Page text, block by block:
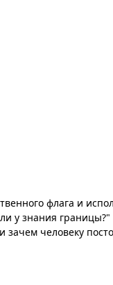
флага и
у знания
зачем человеку